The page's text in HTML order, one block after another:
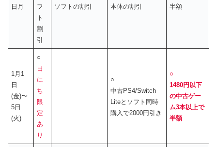
日月
フ
ト
割
引
ソフトの割引 本体の割引 半額
1月1
日
(金)〜
5日
(火)
○
日
に
ち
限
定
あ
り
○
中古PS4/Switch
Liteとソフト同時
購入で2000円引き
○
1480円以下
の中古ゲー
ム3本以上で
半額